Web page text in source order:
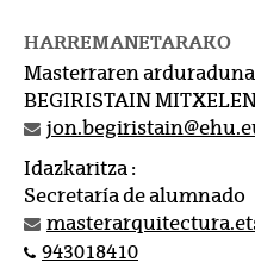
HARREMANETARAKO
Masterraren
BEGIRISTAIN
Idazkaritza :
Secretaría de alumnado
943018410